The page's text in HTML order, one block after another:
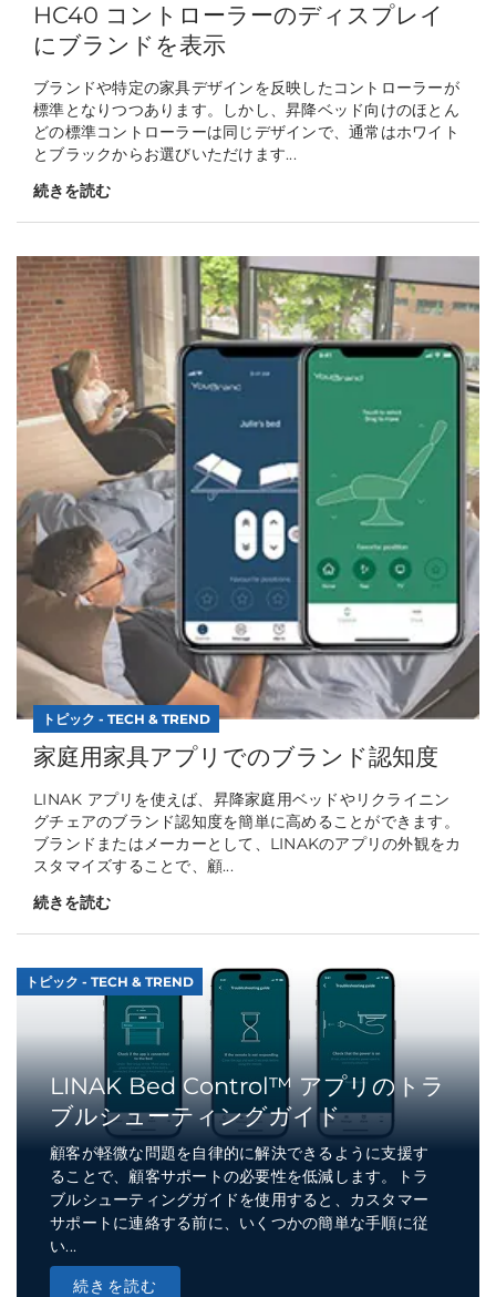
HC40 コントローラーのディスプレイ
にブランドを表示
ブランドや特定の家具デザインを反映したコントローラーが
標準となりつつあります。しかし、昇降ベッド向けのほとん
どの標準コントローラーは同じデザインで、通常はホワイト
とブラックからお選びいただけます...
続きを読む
トピック - TECH & TREND
家庭用家具アプリでのブランド認知度
LINAK アプリを使えば、昇降家庭用ベッドやリクライニン
グチェアのブランド認知度を簡単に高めることができます。
ブランドまたはメーカーとして、LINAKのアプリの外観をカ
スタマイズすることで、顧...
続きを読む
トピック - TECH & TREND
LINAK Bed Control™ アプリのトラ
ブルシューティングガイド
顧客が軽微な問題を自律的に解決できるように支援す
ることで、顧客サポートの必要性を低減します。トラ
ブルシューティングガイドを使用すると、カスタマー
サポートに連絡する前に、いくつかの簡単な手順に従
い...
続きを読む